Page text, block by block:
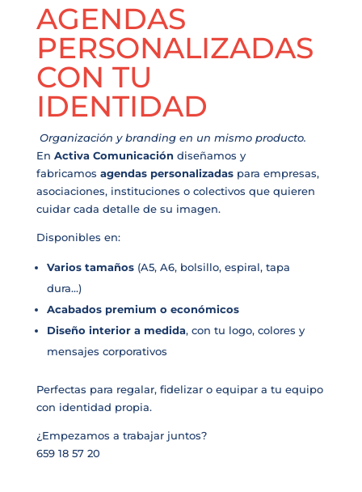
AGENDAS
PERSONALIZADAS
CON TU
IDENTIDAD
Organización y branding en un mismo producto.
En Activa Comunicación diseñamos y
fabricamos agendas personalizadaspara empresas,
asociaciones, instituciones o colectivos que quieren
cuidar cada detalle de su imagen.
Disponibles en:
Varios tamaños(A5, A6, bolsillo, espiral, tapa
dura…)
Acabados premium o económicos
Diseño interior a medida, con tu logo, colores y
mensajes corporativos
Perfectas para regalar, fidelizar o equipar a tu equipo
con identidad propia.
¿Empezamos a trabajar juntos?
659 18 57 20